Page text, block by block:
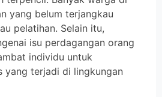
yang belum terjangkau
pelatihan. Selain itu,
isu perdagangan orang
individu untuk
yang terjadi di lingkungan